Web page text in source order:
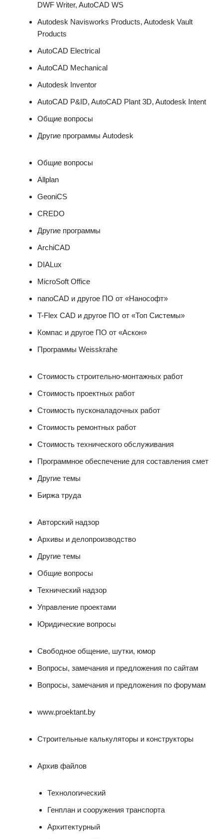
DWF Writer, AutoCAD WS
Autodesk Navisworks Products, Autodesk Vault
Products
AutoCAD Electrical
AutoCAD Mechanical
Autodesk Inventor
AutoCAD P&ID, AutoCAD Plant 3D, Autodesk Intent
Общие вопросы
Другие программы Autodesk
Общие вопросы
Allplan
GeoniCS
CREDO
Другие программы
ArchiCAD
DIALux
MicroSoft Office
nanoCAD и другое ПО от «Нанософт»
T-Flex CAD и другое ПО от «Топ Системы»
Компас и другое ПО от «Аскон»
Программы Weisskrahe
Стоимость строительно-монтажных работ
Стоимость проектных работ
Стоимость пусконаладочных работ
Стоимость ремонтных работ
Стоимость технического обслуживания
Программное обеспечение для составления смет
Другие темы
Биржа труда
Авторский надзор
Архивы и делопроизводство
Другие темы
Общие вопросы
Технический надзор
Управление проектами
Юридические вопросы
Свободное общение, шутки, юмор
Вопросы, замечания и предложения по сайтам
Вопросы, замечания и предложения по форумам
www.proektant.by
Строительные калькуляторы и конструкторы
Архив файлов
Технологический
Генплан и сооружения транспорта
Архитектурный